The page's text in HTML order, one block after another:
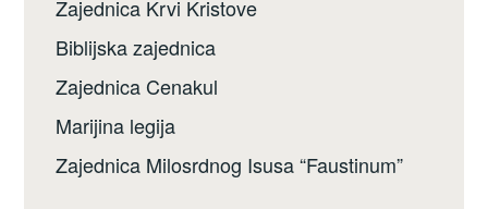
Zajednica Krvi Kristove
Biblijska zajednica
Zajednica Cenakul
Marijina legija
Zajednica Milosrdnog Isusa “Faustinum”